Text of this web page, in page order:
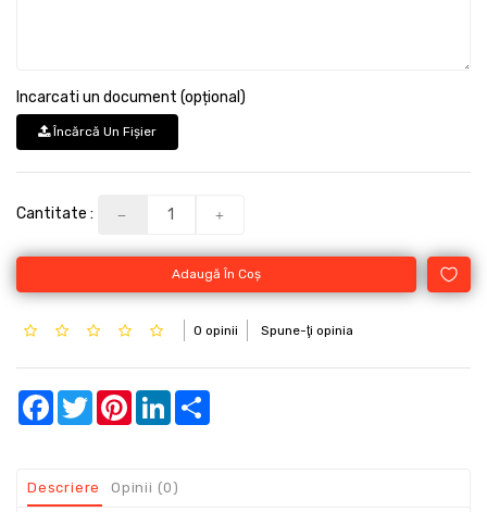
Incarcati un document (opțional)
Încărcă Un Fişier
Cantitate :
Adaugă În Coş
0 opinii Spune-ţi opinia
Facebook
TwitterPinterestLinkedIn
Descriere Opinii (0)